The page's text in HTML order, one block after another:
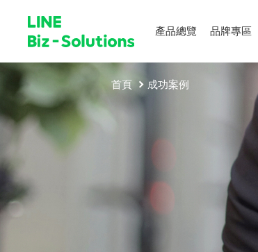
產品總覽 品牌專區
首頁 成功案例